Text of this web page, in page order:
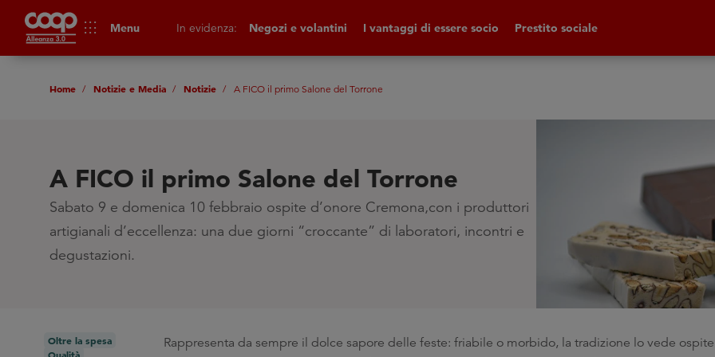
apps Menu In evidenza: Negozi e volantini I vantaggi di essere socio Prestito sociale
Home Notizie e Media Notizie A FICO il primo Salone del Torrone
A FICO il primo Salone del Torrone
Sabato 9 e domenica 10 febbraio ospite d’onore Cremona,con i produttori
artigianali d’eccellenza: una due giorni “croccante” di laboratori, incontri e
degustazioni.
Oltre la spesa
Rappresenta da sempre il dolce sapore delle feste: friabile o morbido, la tradizione lo vede